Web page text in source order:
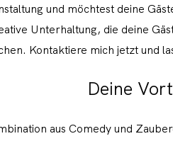
und möchtest deine
Unterhaltung, die deine
Kontaktiere mich jetzt und
Deine
aus Comedy und